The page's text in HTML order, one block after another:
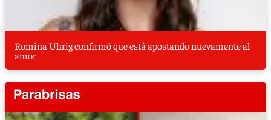
Romina Uhrig confirmó que está apostando nuevamente al
amor